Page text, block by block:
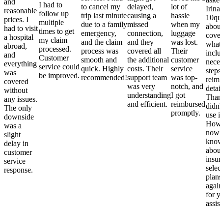
reasonable
prices. I
had to visit
a hospital
abroad,
and
everything
was
covered
without
any issues.
The only
downside
was a
slight
delay in
customer
service
response.
I had to
follow up
multiple
times to get
my claim
processed.
Customer
service could
be improved.
to cancel my
trip last minute
due to a family
emergency,
and the claim
process was
smooth and
quick. Highly
recommended!
delayed,
causing a
missed
connection,
and they
covered all
the additional
costs. Their
support team
was very
understanding
and efficient.
lot of
hassle
when my
luggage
was lost.
Their
customer
service
was top-
notch, and
I got
reimbursed
promptly.
use
for